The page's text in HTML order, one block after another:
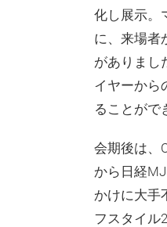
化し展示。
に、来場者
がありまし
イヤーから
ることがで
会期後は、
から日経
かけに大手
フスタイル